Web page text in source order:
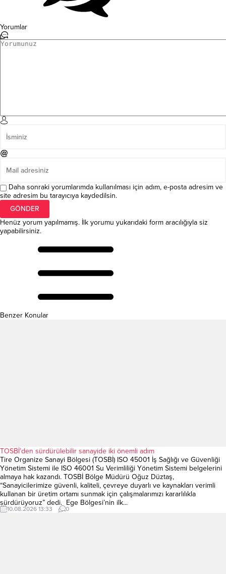
Yorumlar
Daha sonraki yorumlarımda kullanılması için adım, e-posta adresim ve
site adresim bu tarayıcıya kaydedilsin.
Henüz yorum yapılmamış. İlk yorumu yukarıdaki form aracılığıyla siz
yapabilirsiniz.
Benzer Konular
TOSBİ’den sürdürülebilir sanayide iki önemli adım
Tire Organize Sanayi Bölgesi (TOSBİ) ISO 45001 İş Sağlığı ve Güvenliği
Yönetim Sistemi ile ISO 46001 Su Verimliliği Yönetim Sistemi belgelerini
almaya hak kazandı. TOSBİ Bölge Müdürü Oğuz Düztaş,
“Sanayicilerimize güvenli, kaliteli, çevreye duyarlı ve kaynakları verimli
kullanan bir üretim ortamı sunmak için çalışmalarımızı kararlılıkla
sürdürüyoruz” dedi. Ege Bölgesi’nin ilk...
10.08.2026 13:33 0